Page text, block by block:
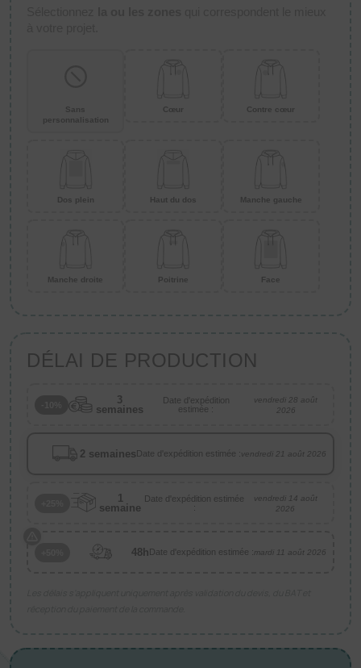
Sans
personnalisation
Cœur Contre cœur
Dos plein Haut du dos Manche gauche
Manche droite Poitrine Face
DÉLAI DE PRODUCTION
3
semaines
Date d'expédition
estimée :
vendredi 28 août
2026
2 semaines Date d'expédition estimée :vendredi 21 août 2026
1
semaine
Date d'expédition estimée
:
vendredi 14 août
2026
48h Date d'expédition estimée :mardi 11 août 2026